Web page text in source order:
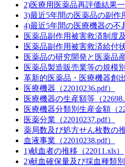
2)医療用医薬品再評価結果一
3)最近5年間の医薬品の副作
4)最近5年間の医療機器の不
医薬品副作用被害救済制度
医薬品副作用被害救済給付
医薬品の研究開発と医薬品産
医薬品製造販売業等の規模
革新的医薬品・医療機器創
医療機器（22010236.pdf）
医療機器の生産額等（
医療機器分類別生産金額（
医薬分業（22010237.pdf）
薬局数及び処方せん枚数の推
血液事業（22010238.pdf）
1)献血者の推移（22011.xls）
2)献血確保量及び採血種類別